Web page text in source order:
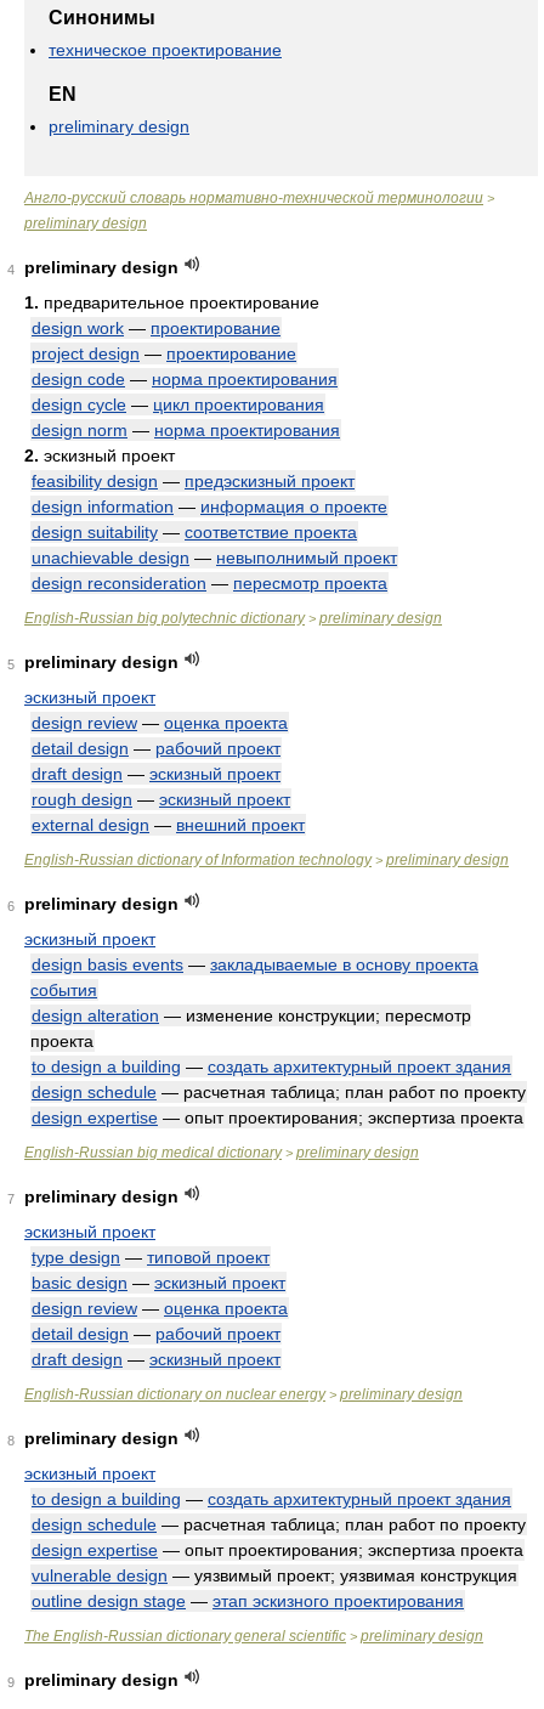
Синонимы
техническое проектирование
EN
preliminary design
Англо-русский словарь нормативно-технической терминологии >
preliminary design
4
preliminary design
1. предварительное проектирование
design work — проектирование
project design — проектирование
design code — норма проектирования
design cycle — цикл проектирования
design norm — норма проектирования
2. эскизный проект
feasibility design — предэскизный проект
design information — информация о проекте
design suitability — соответствие проекта
unachievable design — невыполнимый проект
design reconsideration — пересмотр проекта
English-Russian big polytechnic dictionary> preliminary design
5
preliminary design
эскизный проект
design review — оценка проекта
detail design — рабочий проект
draft design — эскизный проект
rough design — эскизный проект
external design — внешний проект
English-Russian dictionary of Information technology> preliminary design
6
preliminary design
эскизный проект
design basis events — закладываемые в основу проекта
события
design alteration — изменение конструкции; пересмотр
проекта
to design a building — создать архитектурный проект здания
design schedule — расчетная таблица; план работ по проекту
design expertise — опыт проектирования; экспертиза проекта
English-Russian big medical dictionary> preliminary design
7
preliminary design
эскизный проект
type design — типовой проект
basic design — эскизный проект
design review — оценка проекта
detail design — рабочий проект
draft design — эскизный проект
English-Russian dictionary on nuclear energy> preliminary design
8
preliminary design
эскизный проект
to design a building — создать архитектурный проект здания
design schedule — расчетная таблица; план работ по проекту
design expertise — опыт проектирования; экспертиза проекта
vulnerable design — уязвимый проект; уязвимая конструкция
outline design stage — этап эскизного проектирования
The English-Russian dictionary general scientific > preliminary design
9
preliminary design